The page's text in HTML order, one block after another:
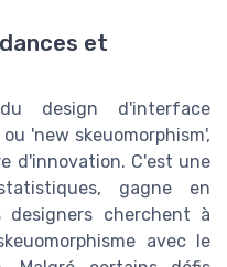
et
design d'interface
ou 'new skeuomorphism',
d'innovation. C'est une
gagne en
designers cherchent à
avec le